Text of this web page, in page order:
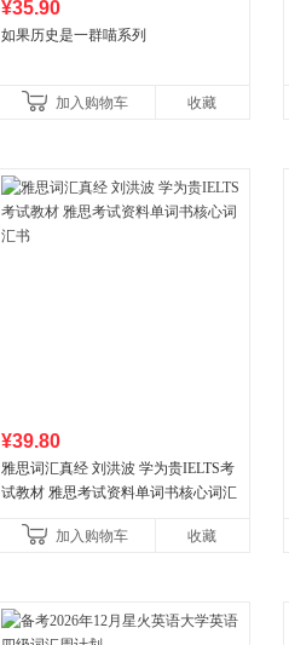
¥35.90
如果历史是一群喵系列
加入购物车 收藏
¥39.80
雅思词汇真经 刘洪波 学为贵IELTS考
试教材 雅思考试资料单词书核心词汇
加入购物车
收藏